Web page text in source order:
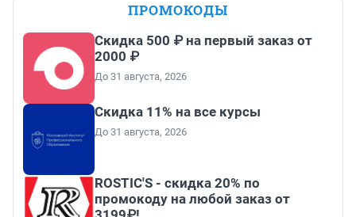
ПРОМОКОДЫ
Скидка 500 ₽ на первый заказ от
2000 ₽
До 31 августа, 2026
Скидка 11% на все курсы
До 31 августа, 2026
ROSTIC'S - скидка 20% по
промокоду на любой заказ от